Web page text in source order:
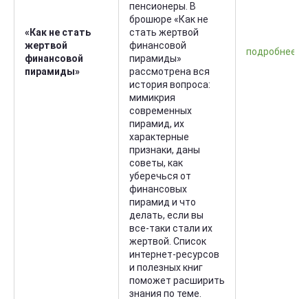
«Как не стать
жертвой
финансовой
пирамиды»
пенсионеры. В
брошюре «Как не
стать жертвой
финансовой
пирамиды»
рассмотрена вся
история вопроса:
мимикрия
современных
пирамид, их
характерные
признаки, даны
советы, как
уберечься от
финансовых
пирамид и что
делать, если вы
все-таки стали их
жертвой. Список
интернет-ресурсов
и полезных книг
поможет расширить
знания по теме.
подробнее